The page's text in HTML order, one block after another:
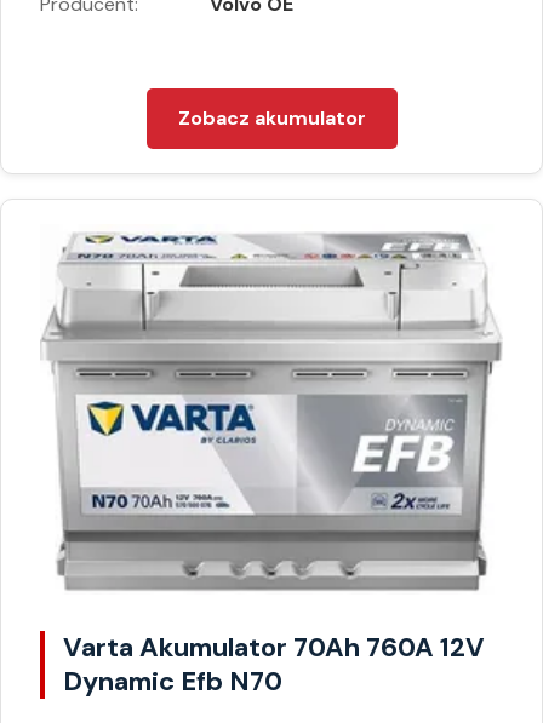
Zobacz akumulator
Varta Akumulator 70Ah 760A 12V
Dynamic Efb N70